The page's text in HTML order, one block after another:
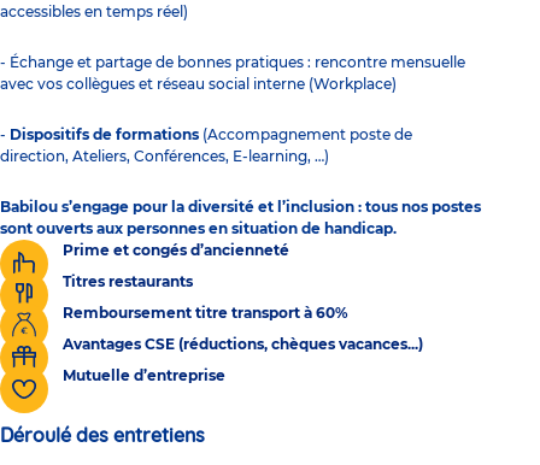
accessibles en temps réel)
- Échange et partage de bonnes pratiques : rencontre mensuelle
avec vos collègues et réseau social interne (Workplace)
- Dispositifs de formations (Accompagnement poste de
direction, Ateliers, Conférences, E-learning, …)
Babilou s’engage pour la diversité et l’inclusion : tous nos postes
sont ouverts aux personnes en situation de handicap.
Prime et congés d’ancienneté
Titres restaurants
Remboursement titre transport à 60%
Avantages CSE (réductions, chèques vacances...)
Mutuelle d’entreprise
Déroulé des entretiens